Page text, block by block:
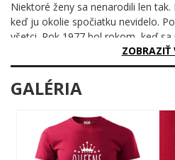
Niektoré ženy sa nenarodili len
keď ju okolie spočiatku nevidelo.
všetci. Rok 1977 bol rokom, keď
kráľovné. Tento motív to hlása
akýchkoľvek výhovoriek.
Prečo je tento
Grafika hovorí sama za seba –
ozdobená hviezdičkami kraľuje
nenechá nikoho na pochybách.
ZOBRAZIŤ
GALÉRIA